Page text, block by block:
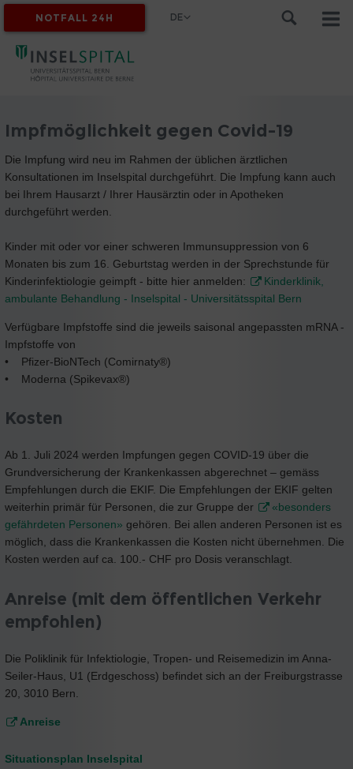
MYINSEL
NOTFALL 24H DE
Impfmöglichkeit gegen Covid-19
Die Impfung wird neu im Rahmen der üblichen ärztlichen
Konsultationen im Inselspital durchgeführt. Die Impfung kann auch
bei Ihrem Hausarzt / Ihrer Hausärztin oder in Apotheken
durchgeführt werden.
Kinder mit oder vor einer schweren Immunsuppression von 6
Monaten bis zum 16. Geburtstag werden in der Sprechstunde für
Kinderinfektiologie geimpft - bitte hier anmelden:
Kinderklinik,
ambulante Behandlung - Inselspital - Universitätsspital Bern
Verfügbare Impfstoffe sind die jeweils saisonal angepassten mRNA -
Impfstoffe von
• Pfizer-BioNTech (Comirnaty®)
• Moderna (Spikevax®)
Kosten
Ab 1. Juli 2024 werden Impfungen gegen COVID-19 über die
Grundversicherung der Krankenkassen abgerechnet – gemäss
Empfehlungen durch die EKIF. Die Empfehlungen der EKIF gelten
weiterhin primär für Personen, die zur Gruppe der
«besonders
gefährdeten Personen» gehören. Bei allen anderen Personen ist es
möglich, dass die Krankenkassen die Kosten nicht übernehmen. Die
Kosten werden auf ca. 100.- CHF pro Dosis veranschlagt.
Anreise (mit dem öffentlichen Verkehr
empfohlen)
Die Poliklinik für Infektiologie, Tropen- und Reisemedizin im Anna-
Seiler-Haus, U1 (Erdgeschoss) befindet sich an der Freiburgstrasse
20, 3010 Bern.
Anreise
Situationsplan Inselspital